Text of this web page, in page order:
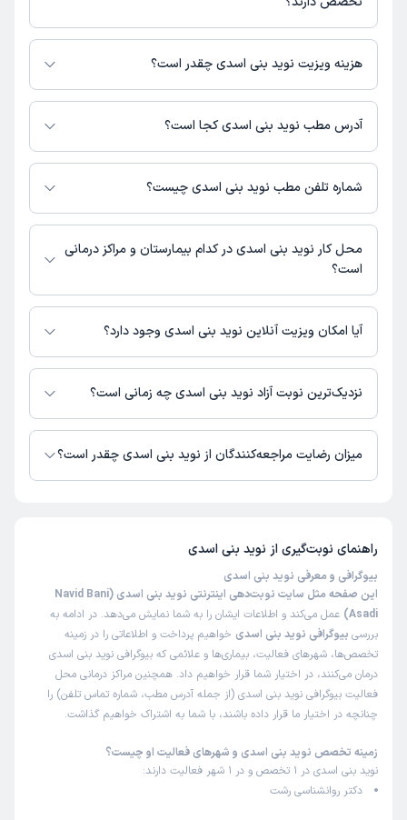
نوید بنی اسدی در تشخیص علائم و درمان بیماری‌های مرتبط با روانشناسی
فعالیت می‌کنند.
هزینه ویزیت نوید بنی اسدی چقدر است؟
مبلغ ویزیت نوید بنی اسدی با توجه به نوع ویزیت تغییر می‌کند.
هزینه مشاوره پزشکی تلفنی: 800000 تومان
آدرس مطب نوید بنی اسدی کجا است؟
نوید بنی اسدی 1 مطب فعال دارند. آدرس مطب‌های نوید بنی اسدی به شرح زیر
است.
مشاوره ندای مهرگان
شماره تلفن مطب نوید بنی اسدی چیست؟
مطب میدان قلی‌پور : 01332129216
محل کار نوید بنی اسدی در کدام بیمارستان و مراکز درمانی
است؟
اطلاعاتی درباره محل فعالیت نوید بنی اسدی در مراکز درمانی در دسترس نیست.
آیا امکان ویزیت آنلاین نوید بنی اسدی وجود دارد؟
در حال حاضر نوید بنی اسدی مشاوره پزشکی تلفنی فعال دارند.
نزدیک‌ترین نوبت آزاد نوید بنی اسدی چه زمانی است؟
نوید بنی اسدی از روز شنبه 17 مرداد 1405 بیمار جدید می‌پذیرند.
میزان رضایت مراجعه‌کنندگان از نوید بنی اسدی چقدر است؟
راهنمای نوبت‌گیری از نوید بنی اسدی
بیوگرافی و معرفی نوید بنی اسدی
این صفحه مثل سایت نوبت‌دهی اینترنتی نوید بنی اسدی (Navid Bani
Asadi) عمل می‌کند و اطلاعات ایشان را به شما نمایش می‌دهد. در ادامه به
بررسی بیوگرافی نوید بنی اسدی خواهیم پرداخت و اطلاعاتی را در زمینه
تخصص‌ها، شهرهای فعالیت، بیماری‌ها و علائمی که بیوگرافی نوید بنی اسدی
درمان می‌کنند، در اختیار شما قرار خواهیم داد. همچنین مراکز درمانی محل
فعالیت بیوگرافی نوید بنی اسدی (از جمله آدرس مطب، شماره تماس تلفن) را
چنانچه در اختیار ما قرار داده باشند، با شما به اشتراک خواهیم گذاشت.
زمینه تخصص نوید بنی اسدی و شهرهای فعالیت او چیست؟
نوید بنی اسدی در 1 تخصص و در 1 شهر فعالیت دارند:
دکتر روانشناسی رشت